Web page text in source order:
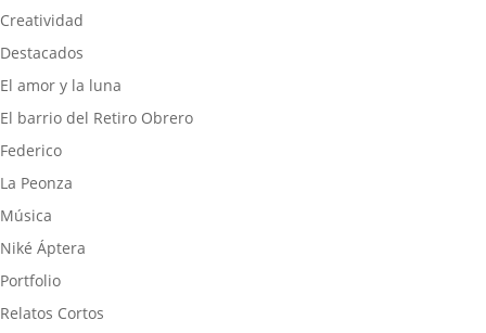
Creatividad
Destacados
El amor y la luna
El barrio del Retiro Obrero
Federico
La Peonza
Música
Niké Áptera
Portfolio
Relatos Cortos